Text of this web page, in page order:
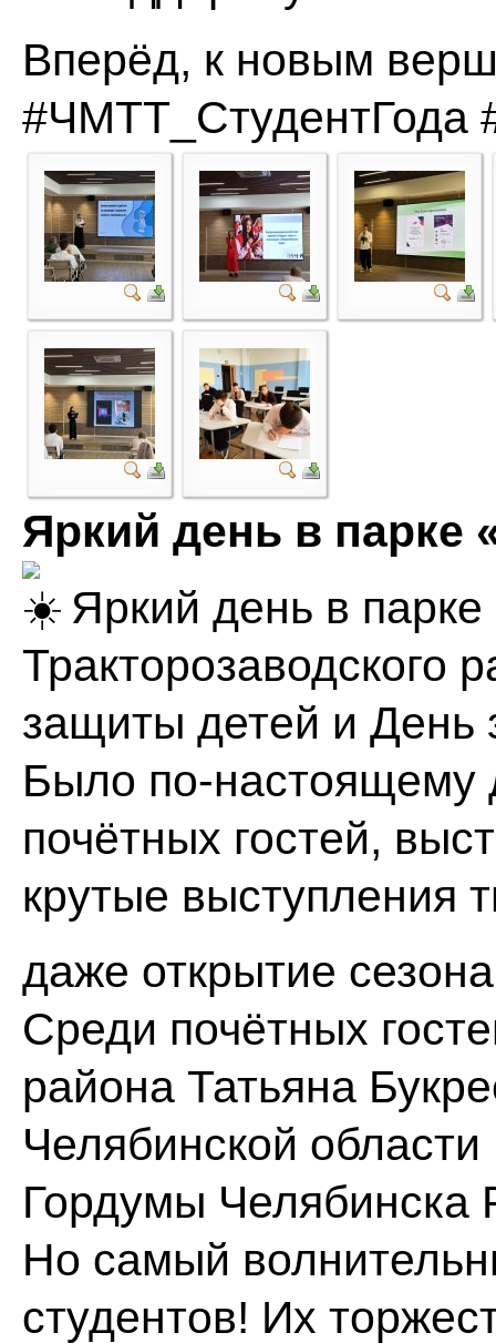
Вперёд, к новым
#ЧМТТ_СтудентГода
Яркий день в парке
Яркий день в
Тракторозаводского
защиты детей и День
Было по-настоящему
почётных гостей,
крутые выступления
даже открытие
Среди почётных
района Татьяна
Челябинской
Гордумы Челябинска
Но самый
студентов! Их